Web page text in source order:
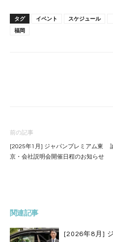
タグ イベント スケジュール
福岡
前の記事
[2025年1月] ジャパンプレミアム東
京・会社説明会開催日程のお知らせ
関連記事
[2026年8月]